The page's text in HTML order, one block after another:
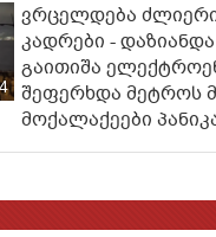
ვრცელდება ძლიერი
კადრები -
გაითიშა
შეფერხდა მეტროს
მოქალაქეები